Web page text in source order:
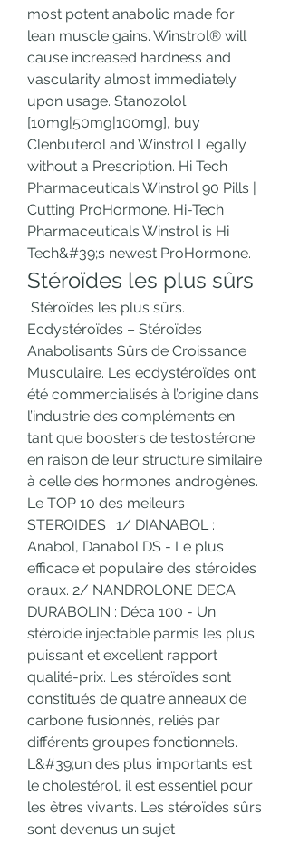
most potent anabolic made for
lean muscle gains. Winstrol® will
cause increased hardness and
vascularity almost immediately
upon usage. Stanozolol
[10mg|50mg|100mg], buy
Clenbuterol and Winstrol Legally
without a Prescription. Hi Tech
Pharmaceuticals Winstrol 90 Pills |
Cutting ProHormone. Hi-Tech
Pharmaceuticals Winstrol is Hi
Tech&#39;s newest ProHormone.
Stéroïdes les plus sûrs
Ecdystéroïdes – Stéroïdes
Anabolisants Sûrs de Croissance
Musculaire. Les ecdystéroïdes ont
été commercialisés à l’origine dans
l’industrie des compléments en
tant que boosters de testostérone
en raison de leur structure similaire
à celle des hormones androgènes.
Le TOP 10 des meileurs
STEROIDES : 1/ DIANABOL :
Anabol, Danabol DS - Le plus
efficace et populaire des stéroides
oraux. 2/ NANDROLONE DECA
DURABOLIN : Déca 100 - Un
stéroide injectable parmis les plus
puissant et excellent rapport
qualité-prix. Les stéroïdes sont
constitués de quatre anneaux de
carbone fusionnés, reliés par
différents groupes fonctionnels.
L&#39;un des plus importants est
le cholestérol, il est essentiel pour
les êtres vivants. Les stéroïdes sûrs
sont devenus un sujet